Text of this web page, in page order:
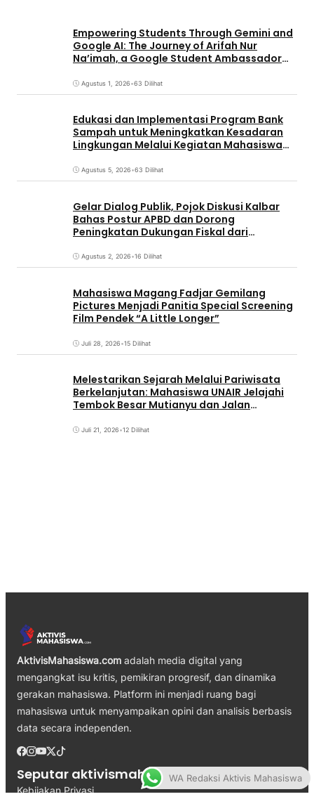
Empowering Students Through Gemini and
Google AI: The Journey of Arifah Nur
Na’imah, a Google Student Ambassador
Pignatelli Triputra
Agustus 1, 2026•63 Dilihat
Edukasi dan Implementasi Program Bank
Sampah untuk Meningkatkan Kesadaran
Lingkungan Melalui Kegiatan Mahasiswa
Agustus 5, 2026•63 Dilihat
Gelar Dialog Publik, Pojok Diskusi Kalbar
Bahas Postur APBD dan Dorong
Peningkatan Dukungan Fiskal dari
Agustus 2, 2026•16 Dilihat
Mahasiswa Magang Fadjar Gemilang
Pictures Menjadi Panitia Special Screening
Film Pendek “A Little Longer”
Juli 28, 2026•15 Dilihat
Melestarikan Sejarah Melalui Pariwisata
Berkelanjutan: Mahasiswa UNAIR Jelajahi
Tembok Besar Mutianyu dan Jalan
Juli 21, 2026•12 Dilihat
AktivisMahasiswa.com adalah media digital yang
mengangkat isu kritis, pemikiran progresif, dan dinamika
gerakan mahasiswa. Platform ini menjadi ruang bagi
mahasiswa untuk menyampaikan opini dan analisis berbasis
data secara independen.
Seputar aktivismahasiswa.com
Kebijakan Privasi
WA Redaksi Aktivis Mahasiswa